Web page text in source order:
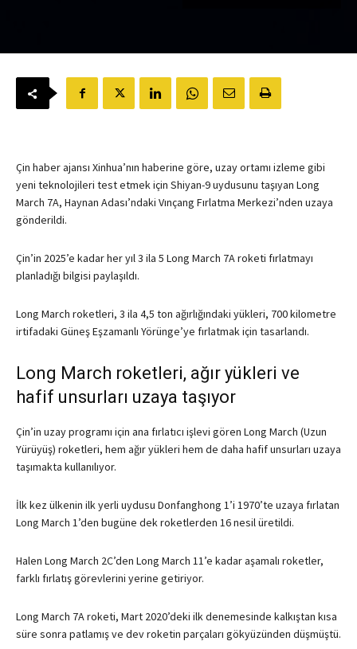
Çin haber ajansı Xinhua’nın haberine göre, uzay ortamı izleme gibi
yeni teknolojileri test etmek için Shiyan-9 uydusunu taşıyan Long
March 7A, Haynan Adası’ndaki Vınçang Fırlatma Merkezi’nden uzaya
gönderildi.
Çin’in 2025’e kadar her yıl 3 ila 5 Long March 7A roketi fırlatmayı
planladığı bilgisi paylaşıldı.
Long March roketleri, 3 ila 4,5 ton ağırlığındaki yükleri, 700 kilometre
irtifadaki Güneş Eşzamanlı Yörünge’ye fırlatmak için tasarlandı.
Long March roketleri, ağır yükleri ve
hafif unsurları uzaya taşıyor
Çin’in uzay programı için ana fırlatıcı işlevi gören Long March (Uzun
Yürüyüş) roketleri, hem ağır yükleri hem de daha hafif unsurları uzaya
taşımakta kullanılıyor.
İlk kez ülkenin ilk yerli uydusu Donfanghong 1’i 1970’te uzaya fırlatan
Long March 1’den bugüne dek roketlerden 16 nesil üretildi.
Halen Long March 2C’den Long March 11’e kadar aşamalı roketler,
farklı fırlatış görevlerini yerine getiriyor.
Long March 7A roketi, Mart 2020’deki ilk denemesinde kalkıştan kısa
süre sonra patlamış ve dev roketin parçaları gökyüzünden düşmüştü.